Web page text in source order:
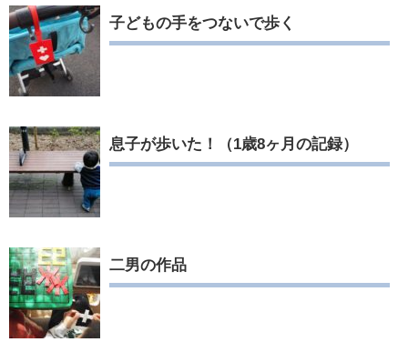
子どもの手をつないで歩く
息子が歩いた！（1歳8ヶ月の記録）
二男の作品